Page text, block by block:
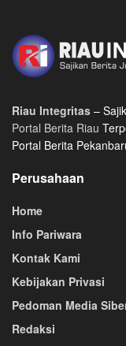
Riau Integritas –
Portal Berita Riau
Portal Berita
Perusahaan
Home
Info Pariwara
Kontak Kami
Kebijakan Privasi
Pedoman Media
Redaksi